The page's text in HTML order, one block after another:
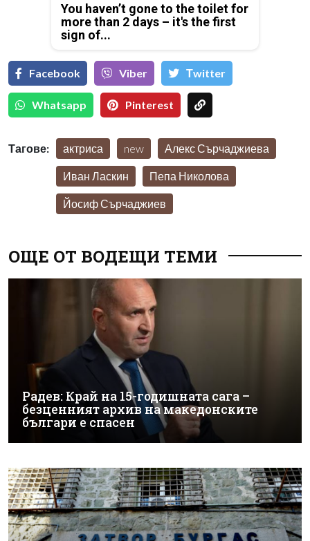
You haven’t gone to the toilet for
more than 2 days – it's the first
sign of...
Facebook Viber Тwitter
Whatsapp Pinterest
Тагове: актриса new Алекс Сърчаджиева
Иван Ласкин Пепа Николова
Йосиф Сърчаджиев
ОЩЕ ОТ ВОДЕЩИ ТЕМИ
Радев: Край на 15-годишната сага –
безценният архив на македонските
българи е спасен